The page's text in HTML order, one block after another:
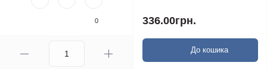
0 336.00грн.
До кошика